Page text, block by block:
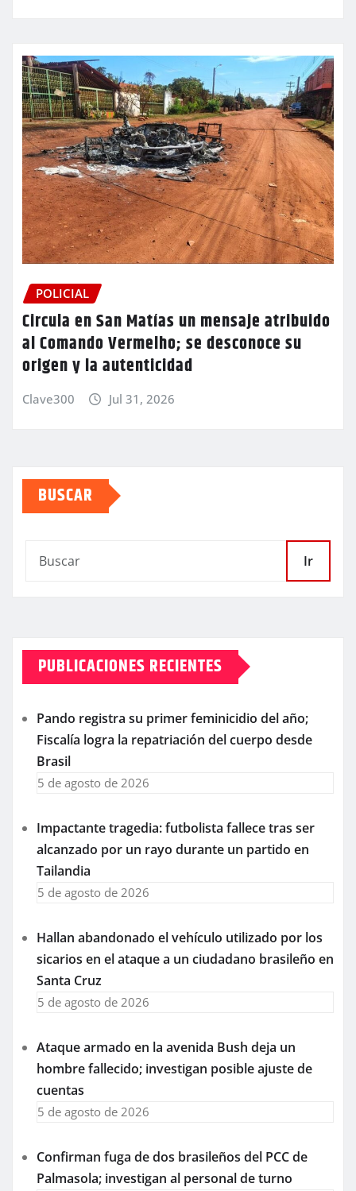
POLICIAL
Circula en San Matías un mensaje atribuido
al Comando Vermelho; se desconoce su
origen y la autenticidad
Clave300 Jul 31, 2026
BUSCAR
Ir
PUBLICACIONES RECIENTES
Pando registra su primer feminicidio del año;
Fiscalía logra la repatriación del cuerpo desde
Brasil
5 de agosto de 2026
Impactante tragedia: futbolista fallece tras ser
alcanzado por un rayo durante un partido en
Tailandia
5 de agosto de 2026
Hallan abandonado el vehículo utilizado por los
sicarios en el ataque a un ciudadano brasileño en
Santa Cruz
5 de agosto de 2026
Ataque armado en la avenida Bush deja un
hombre fallecido; investigan posible ajuste de
cuentas
5 de agosto de 2026
Confirman fuga de dos brasileños del PCC de
Palmasola; investigan al personal de turno